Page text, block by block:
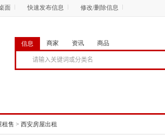
面 快速发布信息
修改/删除信息
信息 商家 资讯 商品
租售 > 西安房屋出租